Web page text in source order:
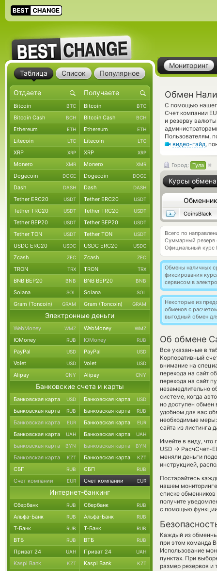
Мониторинг
Обмен
С помощью
Счет компании
и резерву
Пользователям,
видео-гайд,
Город: Тула
Курсы обмена
Обменник
CoinsBlack
Всего по
Суммарный резерв
Официальный курс
Обмены наличных
фиксирования
сервисом в
Некоторые из
обменов с
выгодный обмен
Об обмене
Все указанные в
Корпоративный
внимание на
перехода на сайт
перехода на сайт
незамедлительно
системе, когда
но доступен обмен
удобном для вас
необходимые
сайта из листинга
Имейте в виду, что
USD → РасчСчет-
меняли деньги
инструкцией,
Постарайтесь
нашем
списке
получите
с помощью
Каждый из
при этом команда
Использование
пунктах. При
размер резервов и
Таблица Список Популярное
Bitcoin BTC Bitcoin BTC
Bitcoin Cash BCH Bitcoin Cash BCH
Ethereum ETH Ethereum ETH
Litecoin LTC Litecoin LTC
XRP XRP XRP XRP
Monero XMR Monero XMR
Dogecoin DOGE Dogecoin DOGE
Dash DASH Dash DASH
Tether ERC20 USDT Tether ERC20 USDT
Tether TRC20 USDT Tether TRC20 USDT
Tether BEP20 USDT Tether BEP20 USDT
Tether TON USDT Tether TON USDT
USDC ERC20 USDC USDC ERC20 USDC
Zcash ZEC Zcash ZEC
TRON TRX TRON TRX
BNB BEP20 BNB BNB BEP20 BNB
Solana SOL Solana SOL
Gram (Toncoin) GRAM Gram (Toncoin) GRAM
Электронные деньги
WebMoney WMZ WebMoney WMZ
ЮMoney RUB ЮMoney RUB
PayPal USD PayPal USD
Volet USD Volet USD
Alipay CNY Alipay CNY
Банковские счета и карты
Банковская карта USD Банковская карта USD
Банковская карта RUB Банковская карта RUB
Банковская карта EUR Банковская карта EUR
Банковская карта UAH Банковская карта UAH
Банковская карта BYN Банковская карта BYN
Банковская карта KZT Банковская карта KZT
СБП RUB СБП RUB
Счет компании EUR Счет компании EUR
Интернет-банкинг
Сбербанк RUB Сбербанк RUB
Альфа-Банк RUB Альфа-Банк RUB
Т-Банк RUB Т-Банк RUB
ВТБ RUB ВТБ RUB
Приват 24 UAH Приват 24 UAH
Kaspi Bank KZT Kaspi Bank KZT